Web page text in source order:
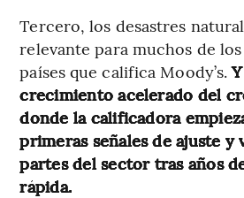
Tercero, los desastres
relevante para muchos de los
países que califica Moody’s.
crecimiento acelerado del
donde la calificadora
primeras señales de ajuste y
partes del sector tras años
rápida.